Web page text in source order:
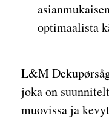
L&M
joka on
muovissa ja
optimaalista